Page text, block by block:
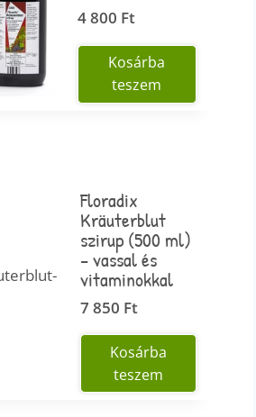
4 800 Ft
Kosárba
teszem
Floradix
Kräuterblut
szirup (500 ml)
– vassal és
vitaminokkal
7 850 Ft
Kosárba
teszem